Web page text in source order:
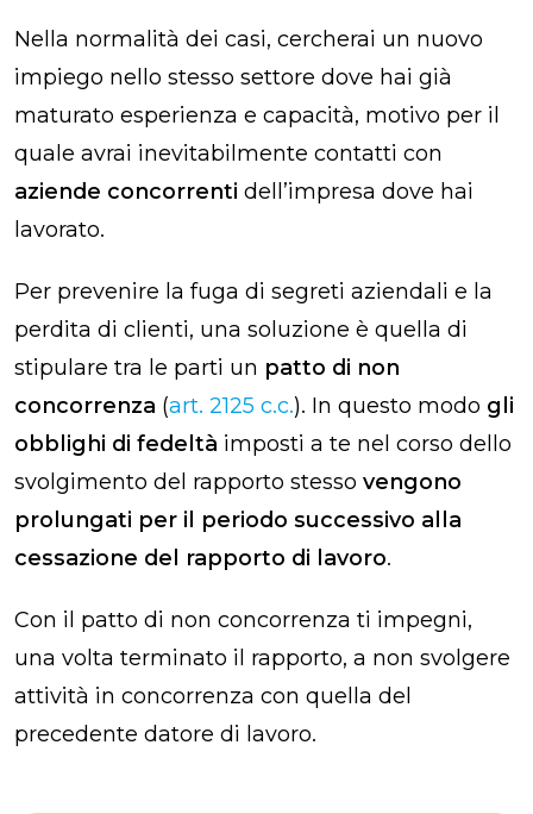
Nella normalità dei casi, cercherai un nuovo
impiego nello stesso settore dove hai già
maturato esperienza e capacità, motivo per il
quale avrai inevitabilmente contatti con
aziende concorrenti dell’impresa dove hai
lavorato.
Per prevenire la fuga di segreti aziendali e la
perdita di clienti, una soluzione è quella di
stipulare tra le parti un patto di non
concorrenza (art. 2125 c.c.). In questo modo gli
obblighi di fedeltà imposti a te nel corso dello
svolgimento del rapporto stesso vengono
prolungati per il periodo successivo alla
cessazione del rapporto di lavoro.
Con il patto di non concorrenza ti impegni,
una volta terminato il rapporto, a non svolgere
attività in concorrenza con quella del
precedente datore di lavoro.